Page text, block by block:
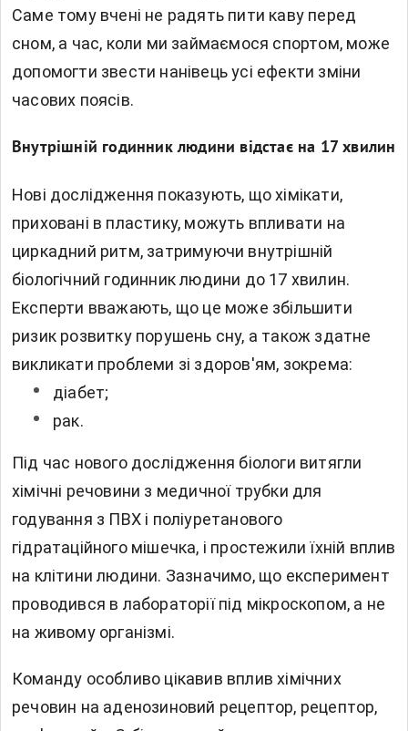
Саме тому вчені не радять пити каву перед
сном, а час, коли ми займаємося спортом, може
допомогти звести нанівець усі ефекти зміни
часових поясів.
Внутрішній годинник людини відстає на 17 хвилин
Нові дослідження показують, що хімікати,
приховані в пластику, можуть впливати на
циркадний ритм, затримуючи внутрішній
біологічний годинник людини до 17 хвилин.
Експерти вважають, що це може збільшити
ризик розвитку порушень сну, а також здатне
викликати проблеми зі здоров'ям, зокрема:
діабет;
рак.
Під час нового дослідження біологи витягли
хімічні речовини з медичної трубки для
годування з ПВХ і поліуретанового
гідратаційного мішечка, і простежили їхній вплив
на клітини людини. Зазначимо, що експеримент
проводився в лабораторії під мікроскопом, а не
на живому організмі.
Команду особливо цікавив вплив хімічних
речовин на аденозиновий рецептор, рецептор,